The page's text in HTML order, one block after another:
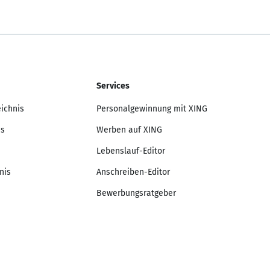
Services
Personalgewinnung mit XING
Werben auf XING
Lebenslauf-Editor
Anschreiben-Editor
Bewerbungsratgeber